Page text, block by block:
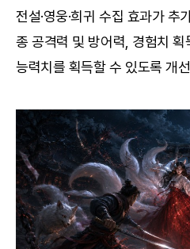
전설·영웅·희귀 수집 효과가
종 공격력 및 방어력, 경험치
능력치를 획득할 수 있도록 개